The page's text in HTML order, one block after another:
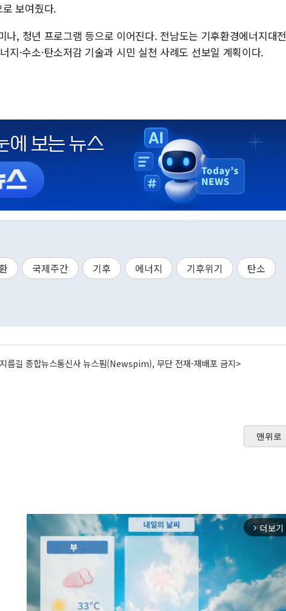
보여줬다.
, 청년 프로그램 등으로 이어진다. 전남도는 기후환경에너지대전
지·수소·탄소저감 기술과 시민 실천 사례도 선보일 계획이다.
국제주간 기후 에너지 기후위기
탄소
름길 종합뉴스통신사 뉴스핌(Newspim), 무단 전재-재배포 금지>
맨위로
arrow_forward_ios 더보기